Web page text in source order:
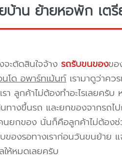
บ้าน ย้ายหอพัก เต
ะตัดสินใจจ้าง รถรับขนของขอ
ด อพาร์ทเม้นท์เรามาดูว่าคว
า ลูกค้าไม่ต้องทำอะไรเลยครั
างขึ้นรถ และยกของจากรถ
คนยกของ นั่นก็คือลูกค้าไม่ต้อง
ของรอทางเราก่อนวันขนย้าย
ให้หมดเลยครับ